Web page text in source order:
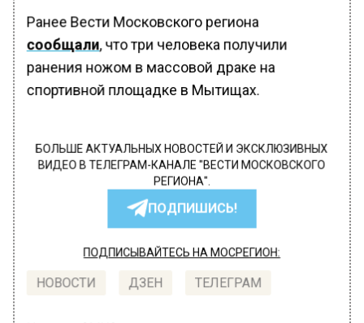
Ранее Вести Московского региона
сообщали, что три человека получили
ранения ножом в массовой драке на
спортивной площадке в Мытищах.
БОЛЬШЕ АКТУАЛЬНЫХ НОВОСТЕЙ И ЭКСКЛЮЗИВНЫХ
ВИДЕО В ТЕЛЕГРАМ-КАНАЛЕ "ВЕСТИ МОСКОВСКОГО
РЕГИОНА".
ПОДПИШИСЬ!
ПОДПИСЫВАЙТЕСЬ НА МОСРЕГИОН:
НОВОСТИ ДЗЕН ТЕЛЕГРАМ